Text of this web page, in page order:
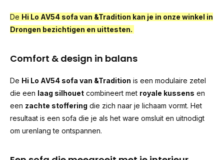
De Hi Lo AV54 sofa van &Tradition kan je in onze winkel in
Drongen bezichtigen en uittesten.
Comfort & design in balans
De Hi Lo AV54 sofa van &Tradition is een modulaire zetel
die een laag silhouet combineert met royale kussens en
een zachte stoffering die zich naar je lichaam vormt. Het
resultaat is een sofa die je als het ware omsluit en uitnodigt
om urenlang te ontspannen.